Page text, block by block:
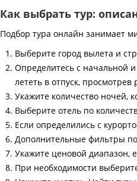
Как выбрать тур:
Подбор тура онлайн занимает
Выберите город вылета и
Определитесь с начальной
лететь в отпуск, просмотрев
Укажите количество ночей,
Выберите отель по
Если определились с
Дополнительные фильтры по
Укажите ценовой диапазон,
При необходимости